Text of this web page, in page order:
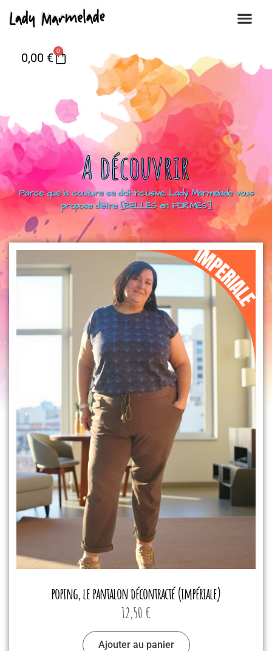
0,00 € 0
A découvrir
Parce que la couture se doit inclusive, Lady Marmelade vous
propose d’être [BELLES en FORMES]
poping, le pantalon décontracté (impériale)
12,50 €
Ajouter au panier